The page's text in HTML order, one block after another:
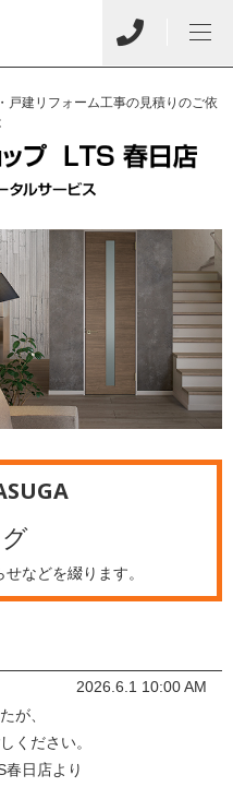
戸建リフォーム工事の見積りのご依
などを綴ります。
2026.6.1 10:00 AM
が、
ください。
日店より